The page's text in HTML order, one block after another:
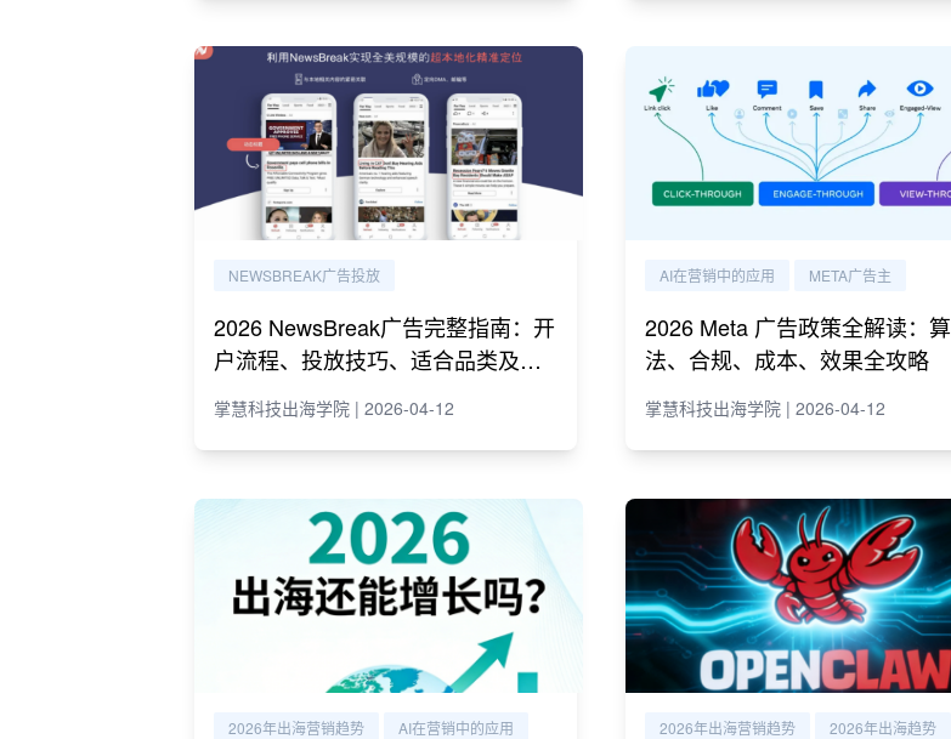
NEWSBREAK广告投放
2026 NewsBreak广告完整指南：开
户流程、投放技巧、适合品类及代
掌慧科技出海学院 | 2026-04-12
AI在营销中的应用 META广告主
2026 Meta 广告政策全解读：算
法、合规、成本、效果全攻略
掌慧科技出海学院 | 2026-04-12
2026年出海营销趋势 AI在营销中的应用 2026年出海营销趋势 2026年出海趋势